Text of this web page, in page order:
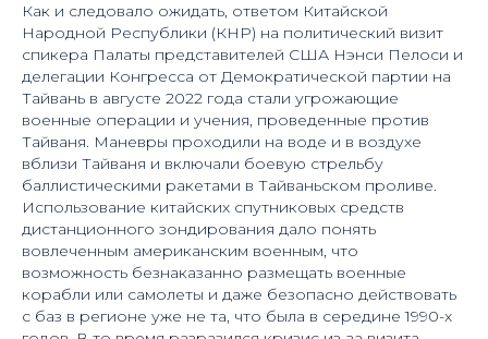
Как и следовало ожидать, ответом Китайской
Народной Республики (КНР) на политический визит
спикера Палаты представителей США Нэнси Пелоси и
делегации Конгресса от Демократической партии на
Тайвань в августе 2022 года стали угрожающие
военные операции и учения, проведенные против
Тайваня. Маневры проходили на воде и в воздухе
вблизи Тайваня и включали боевую стрельбу
баллистическими ракетами в Тайваньском проливе.
Использование китайских спутниковых средств
дистанционного зондирования дало понять
вовлеченным американским военным, что
возможность безнаказанно размещать военные
корабли или самолеты и даже безопасно действовать
с баз в регионе уже не та, что была в середине 1990-х